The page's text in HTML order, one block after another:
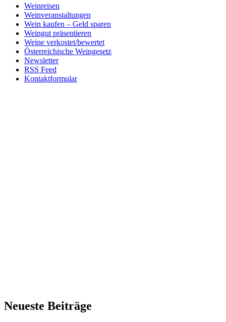
Weinreisen
Weinveranstaltungen
Wein kaufen – Geld sparen
Weingut präsentieren
Weine verkostet/bewertet
Österreichische Weingesetz
Newsletter
RSS Feed
Kontaktformular
Neueste Beiträge